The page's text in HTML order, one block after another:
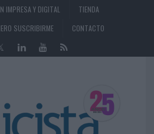
IMPRESA Y DIGITAL
TIENDA
SUSCRIBIRME CONTACTO